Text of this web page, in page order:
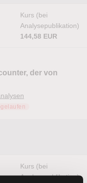
Kurs (bei
Analysepublikation)
144,58 EUR
der von
Kurs (bei
Analysepublikation)